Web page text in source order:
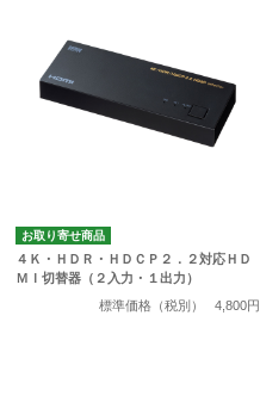
お取り寄せ商品
４Ｋ・ＨＤＲ・ＨＤＣＰ２．２対応ＨＤ
ＭＩ切替器（２入力・１出力）
標準価格（税別）
4,800円